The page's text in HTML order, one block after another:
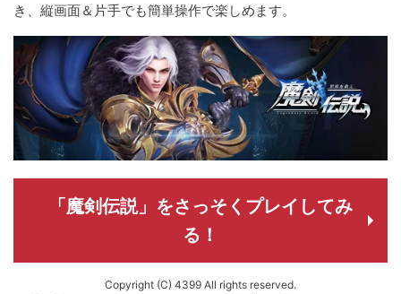
き、縦画面＆片手でも簡単操作で楽しめます。
「魔剣伝説」をさっそくプレイしてみ
る！
Copyright (C) 4399 All rights reserved.